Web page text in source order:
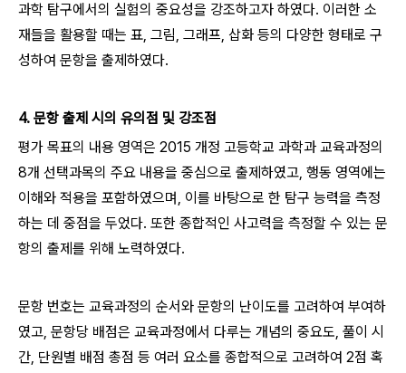
과학 탐구에서의 실험의 중요성을 강조하고자 하였다. 이러한 소
재들을 활용할 때는 표, 그림, 그래프, 삽화 등의 다양한 형태로 구
성하여 문항을 출제하였다.
4. 문항 출제 시의 유의점 및 강조점
평가 목표의 내용 영역은 2015 개정 고등학교 과학과 교육과정의
8개 선택과목의 주요 내용을 중심으로 출제하였고, 행동 영역에는
이해와 적용을 포함하였으며, 이를 바탕으로 한 탐구 능력을 측정
하는 데 중점을 두었다. 또한 종합적인 사고력을 측정할 수 있는 문
항의 출제를 위해 노력하였다.
문항 번호는 교육과정의 순서와 문항의 난이도를 고려하여 부여하
였고, 문항당 배점은 교육과정에서 다루는 개념의 중요도, 풀이 시
간, 단원별 배점 총점 등 여러 요소를 종합적으로 고려하여 2점 혹